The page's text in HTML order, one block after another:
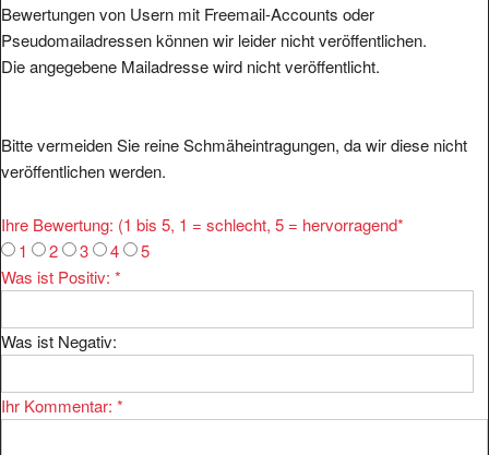
Bewertungen von Usern mit Freemail-Accounts oder
Pseudomailadressen können wir leider nicht veröffentlichen.
Die angegebene Mailadresse wird nicht veröffentlicht.
Bitte vermeiden Sie reine Schmäheintragungen, da wir diese nicht
veröffentlichen werden.
Ihre Bewertung: (1 bis 5, 1 = schlecht, 5 = hervorragend*
1
2 3 4
5
Was ist Positiv: *
Was ist Negativ:
Ihr Kommentar: *